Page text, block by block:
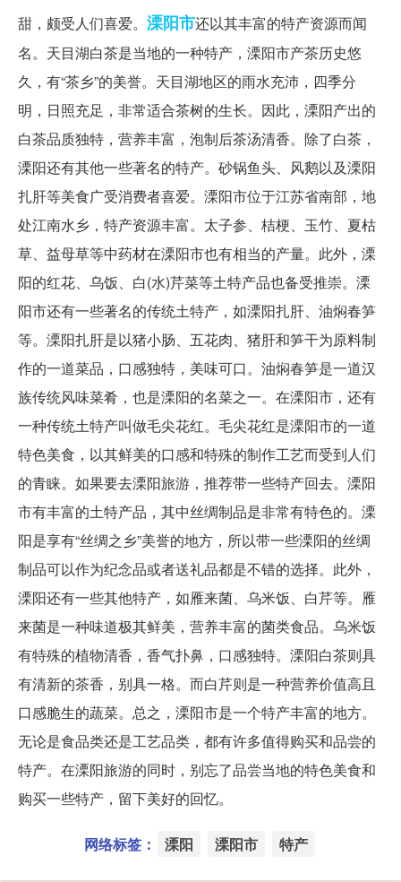
甜，颇受人们喜爱。 溧阳市还以其丰富的特产资源而闻
名。天目湖白茶是当地的一种特产，溧阳市产茶历史悠
久，有“茶乡”的美誉。天目湖地区的雨水充沛，四季分
明，日照充足，非常适合茶树的生长。因此，溧阳产出的
白茶品质独特，营养丰富，泡制后茶汤清香。除了白茶，
溧阳还有其他一些著名的特产。砂锅鱼头、风鹅以及溧阳
扎肝等美食广受消费者喜爱。溧阳市位于江苏省南部，地
处江南水乡，特产资源丰富。太子参、桔梗、玉竹、夏枯
草、益母草等中药材在溧阳市也有相当的产量。此外，溧
阳的红花、乌饭、白(水)芹菜等土特产品也备受推崇。溧
阳市还有一些著名的传统土特产，如溧阳扎肝、油焖春笋
等。溧阳扎肝是以猪小肠、五花肉、猪肝和笋干为原料制
作的一道菜品，口感独特，美味可口。油焖春笋是一道汉
族传统风味菜肴，也是溧阳的名菜之一。在溧阳市，还有
一种传统土特产叫做毛尖花红。毛尖花红是溧阳市的一道
特色美食，以其鲜美的口感和特殊的制作工艺而受到人们
的青睐。如果要去溧阳旅游，推荐带一些特产回去。溧阳
市有丰富的土特产品，其中丝绸制品是非常有特色的。溧
阳是享有“丝绸之乡”美誉的地方，所以带一些溧阳的丝绸
制品可以作为纪念品或者送礼品都是不错的选择。此外，
溧阳还有一些其他特产，如雁来菌、乌米饭、白芹等。雁
来菌是一种味道极其鲜美，营养丰富的菌类食品。乌米饭
有特殊的植物清香，香气扑鼻，口感独特。溧阳白茶则具
有清新的茶香，别具一格。而白芹则是一种营养价值高且
口感脆生的蔬菜。总之，溧阳市是一个特产丰富的地方。
无论是食品类还是工艺品类，都有许多值得购买和品尝的
特产。在溧阳旅游的同时，别忘了品尝当地的特色美食和
购买一些特产，留下美好的回忆。
网络标签： 溧阳 溧阳市 特产